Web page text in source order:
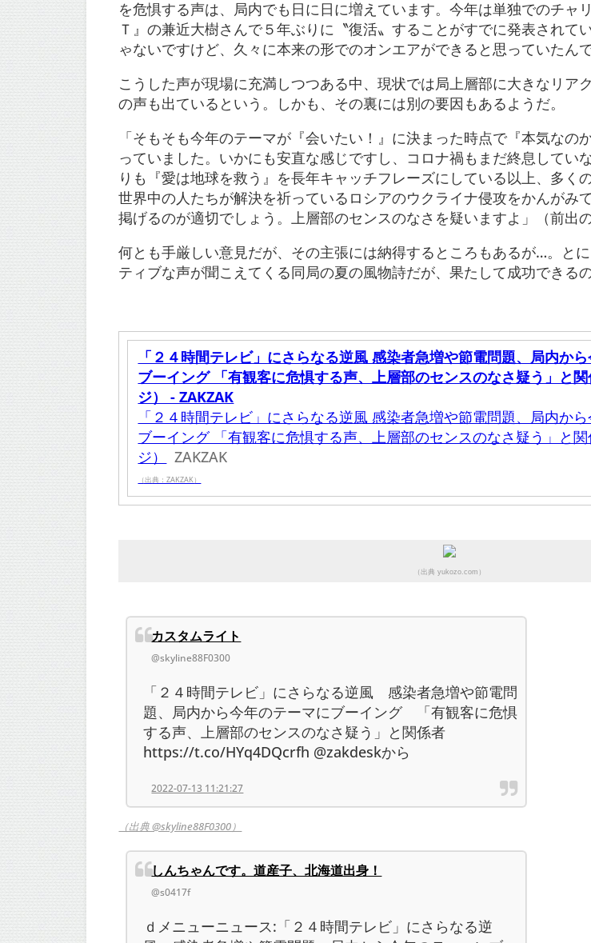
を危惧する声は、局内でも日に日に増えています。今年は単独でのチャ
Ｔ』の兼近大樹さんで５年ぶりに〝復活〟することがすでに発表されて
ゃないですけど、久々に本来の形でのオンエアができると思っていたん
こうした声が現場に充満しつつある中、現状では局上層部に大きなリア
の声も出ているという。しかも、その裏には別の要因もあるようだ。
「そもそも今年のテーマが『会いたい！』に決まった時点で『本気なの
っていました。いかにも安直な感じですし、コロナ禍もまだ終息してい
りも『愛は地球を救う』を長年キャッチフレーズにしている以上、多く
世界中の人たちが解決を祈っているロシアのウクライナ侵攻をかんがみ
掲げるのが適切でしょう。上層部のセンスのなさを疑いますよ」（前出
何とも手厳しい意見だが、その主張には納得するところもあるが…。と
ティブな声が聞こえてくる同局の夏の風物詩だが、果たして成功できるの
「２４時間テレビ」にさらなる逆風 感染者急増や節電問題、局内か
ブーイング 「有観客に危惧する声、上層部のセンスのなさ疑う」と
ジ） - ZAKZAK
「２４時間テレビ」にさらなる逆風 感染者急増や節電問題、局内か
ブーイング 「有観客に危惧する声、上層部のセンスのなさ疑う」と
ジ）
ZAKZAK
（出典：ZAKZAK）
（出典 yukozo.com）
カスタムライト
@skyline88F0300
「２４時間テレビ」にさらなる逆風 感染者急増や節電問
題、局内から今年のテーマにブーイング 「有観客に危惧
する声、上層部のセンスのなさ疑う」と関係者
https://t.co/HYq4DQcrfh @zakdeskから
2022-07-13 11:21:27
（出典 @skyline88F0300）
しんちゃんです。道産子、北海道出身！
@s0417f
ｄメニューニュース:「２４時間テレビ」にさらなる逆